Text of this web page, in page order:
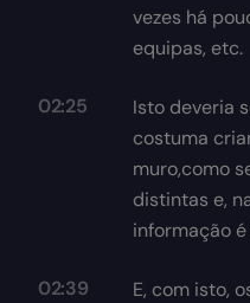
vezes há
equipas, etc.
02:25
Isto deveria
costuma
muro,como
distintas e,
informação
02:39
E, com isto,